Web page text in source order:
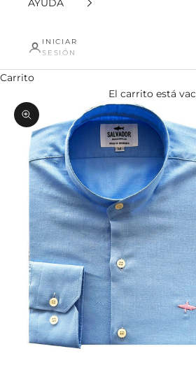
AYUDA
INICIAR
SESIÓN
Carrito
El carrito está
Zoom